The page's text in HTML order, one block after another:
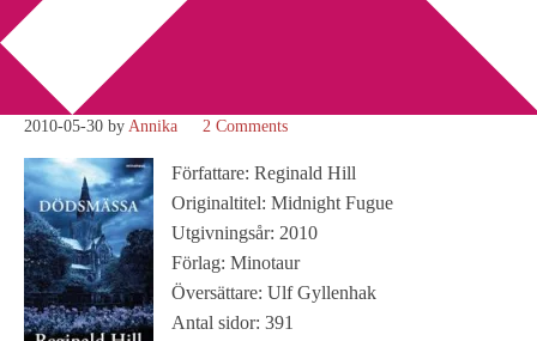
Recension: Dödsmässa av
Reginald Hill
2010-05-30 by Annika 2 Comments
Författare: Reginald Hill
Originaltitel: Midnight Fugue
Utgivningsår: 2010
Förlag: Minotaur
Översättare: Ulf Gyllenhak
Antal sidor: 391